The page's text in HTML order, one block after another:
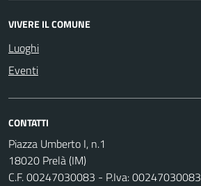
VIVERE IL COMUNE
Luoghi
Eventi
CONTATTI
Piazza Umberto I, n.1
18020 Prelà (IM)
C.F. 00247030083 - P.Iva: 00247030083